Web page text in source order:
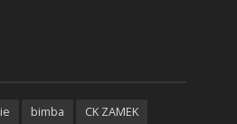
bimba
CK ZAMEK